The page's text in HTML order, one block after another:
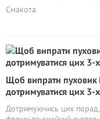
Смакота
Щоб випрати пуховик
дотримуватися цих 3-
Дотримуючись цих